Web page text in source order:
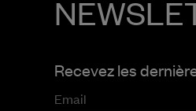
Recevez les
Email